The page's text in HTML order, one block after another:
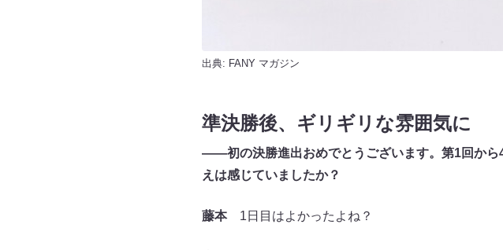
出典: FANY マガジン
準決勝後、ギリギリな雰囲気に
――初の決勝進出おめでとうございます。第1回から
えは感じていましたか？
藤本1日目はよかったよね？